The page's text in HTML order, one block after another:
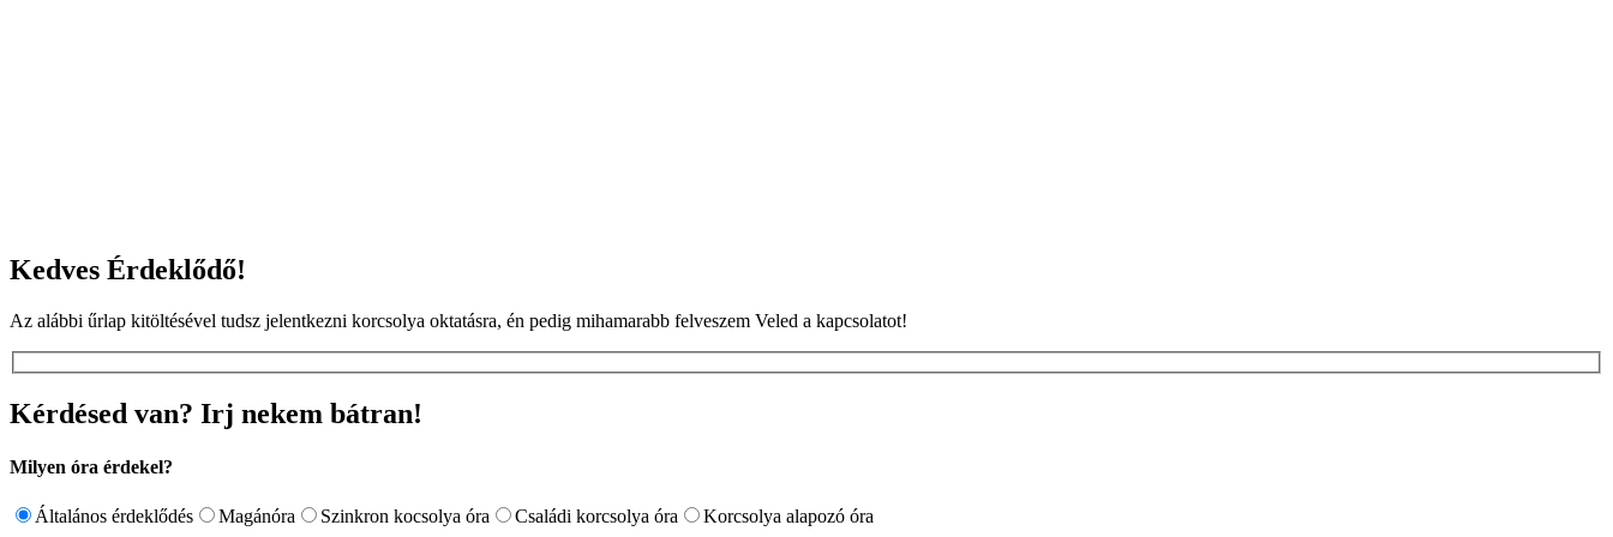
Kedves Érdeklődő!
Az alábbi űrlap kitöltésével tudsz jelentkezni korcsolya oktatásra, én pedig mihamarabb felveszem Veled a kapcsolatot!
Kérdésed van? Irj nekem bátran!
Milyen óra érdekel?
Általános érdeklődés Magánóra Szinkron kocsolya óra Családi korcsolya óra Korcsolya alapozó óra